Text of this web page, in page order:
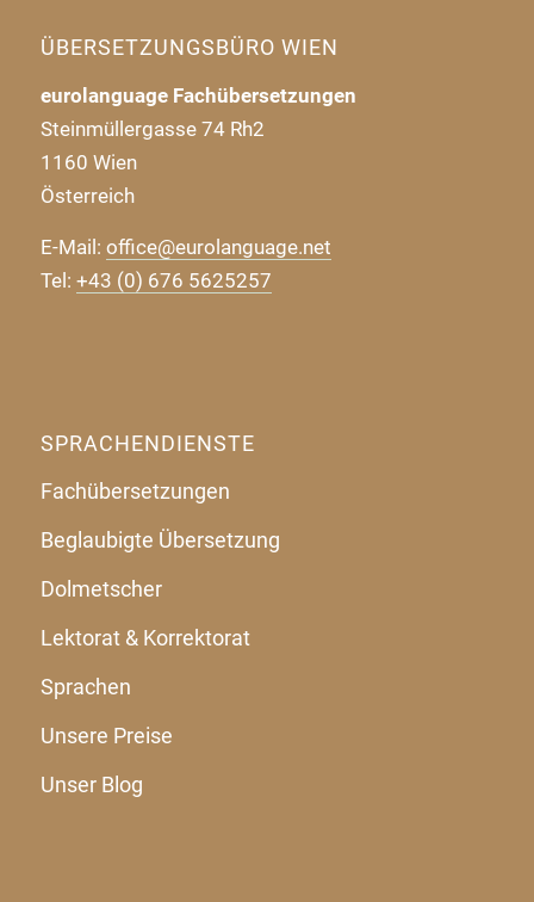
ÜBERSETZUNGSBÜRO WIEN
eurolanguage Fachübersetzungen
Steinmüllergasse 74 Rh2
1160 Wien
Österreich
E-Mail: office@eurolanguage.net
Tel: +43 (0) 676 5625257
SPRACHENDIENSTE
Fachübersetzungen
Beglaubigte Übersetzung
Dolmetscher
Lektorat & Korrektorat
Sprachen
Unsere Preise
Unser Blog